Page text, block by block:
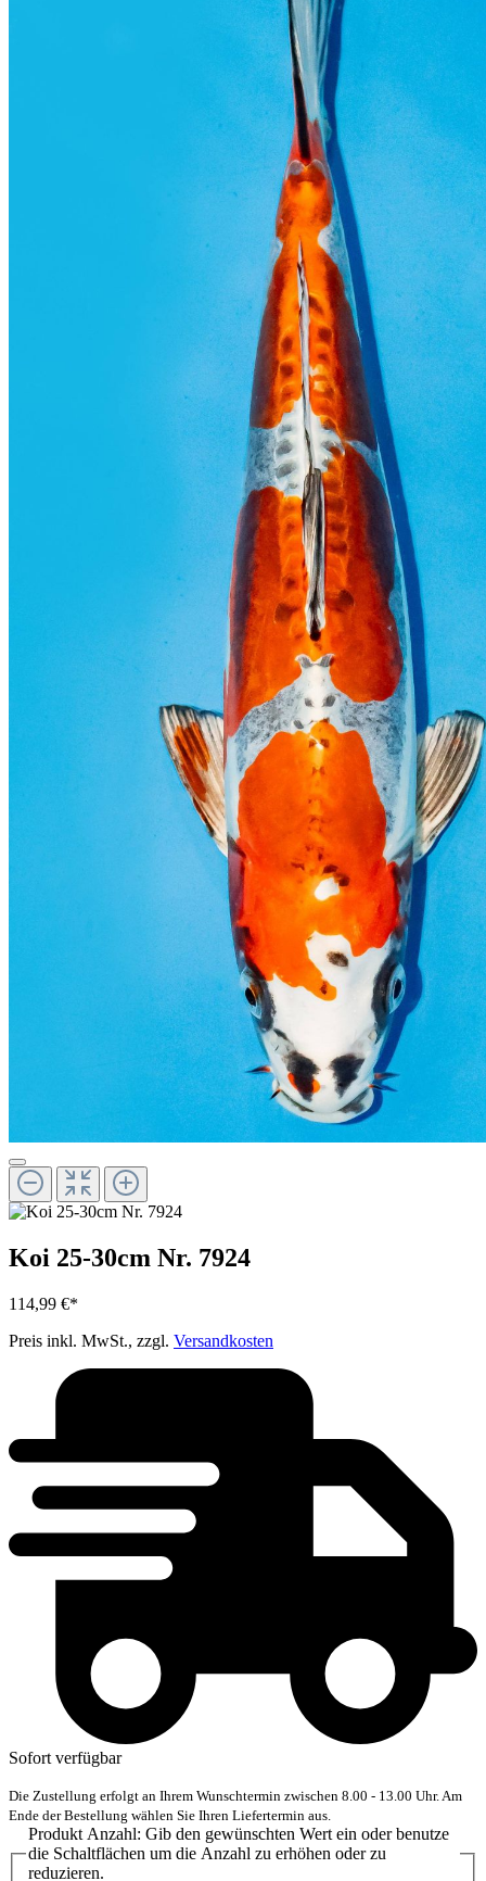
Koi 25-30cm Nr. 7924
114,99 €*
Preis inkl. MwSt., zzgl. Versandkosten
Sofort verfügbar
Die Zustellung erfolgt an Ihrem Wunschtermin zwischen 8.00 - 13.00 Uhr. Am
Ende der Bestellung wählen Sie Ihren Liefertermin aus.
Produkt Anzahl: Gib den gewünschten Wert ein oder benutze
die Schaltflächen um die Anzahl zu erhöhen oder zu
reduzieren.